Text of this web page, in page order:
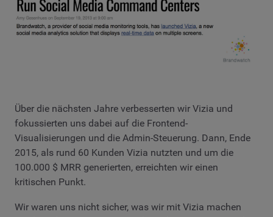
Über die nächsten Jahre verbesserten wir Vizia und
fokussierten uns dabei auf die Frontend-
Visualisierungen und die Admin-Steuerung. Dann, Ende
2015, als rund 60 Kunden Vizia nutzten und um die
100.000 $ MRR generierten, erreichten wir einen
kritischen Punkt.
Wir waren uns nicht sicher, was wir mit Vizia machen